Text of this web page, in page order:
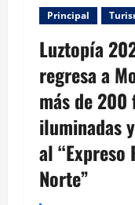
Principal
Luztopía
regresa a
más de
iluminadas
al “Expreso
Norte”